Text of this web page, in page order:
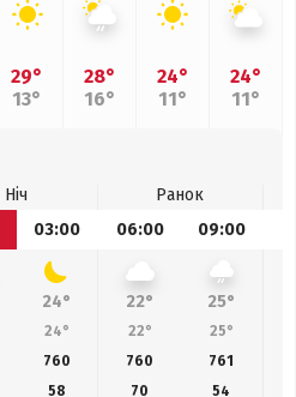
29°
13°
28°
16°
24°
11°
24°
11°
Ніч
Ранок
03:00 06:00 09:00
24° 22° 25°
24° 22° 25°
760 760 761
58 70 54